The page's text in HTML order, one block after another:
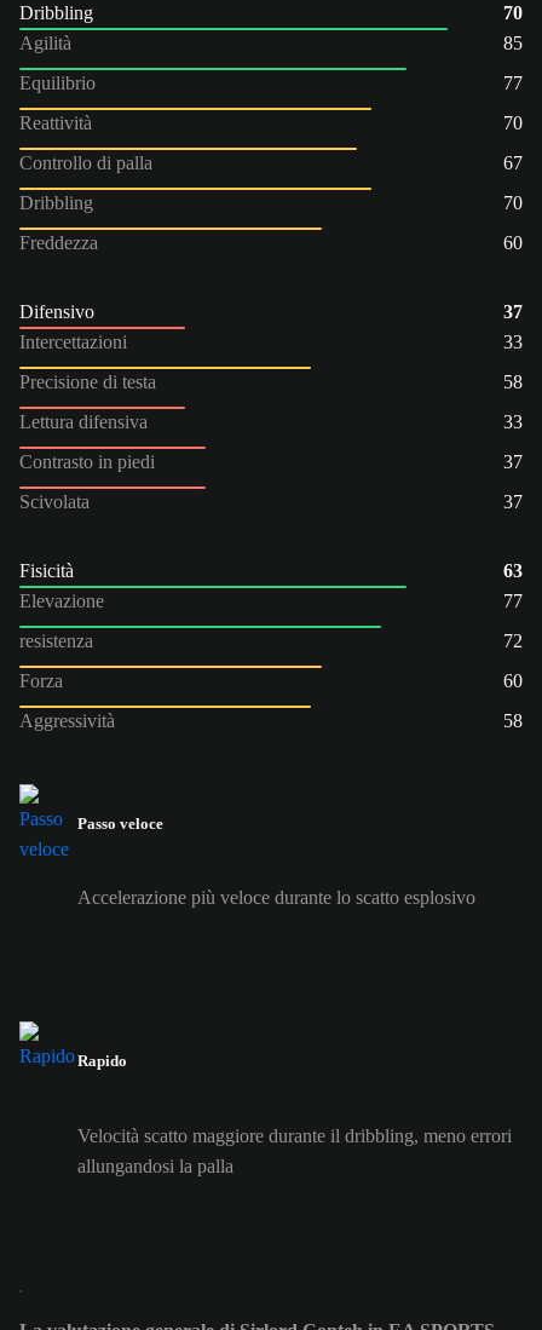
Dribbling
70
Agilità
85
Equilibrio
77
Reattività
70
Controllo di palla
67
Dribbling
70
Freddezza
60
Difensivo
37
Intercettazioni
33
Precisione di testa
58
Lettura difensiva
33
Contrasto in piedi
37
Scivolata
37
Fisicità
63
Elevazione
77
resistenza
72
Forza
60
Aggressività
58
Passo veloce
Accelerazione più veloce durante lo scatto esplosivo
Rapido
Velocità scatto maggiore durante il dribbling, meno errori
allungandosi la palla